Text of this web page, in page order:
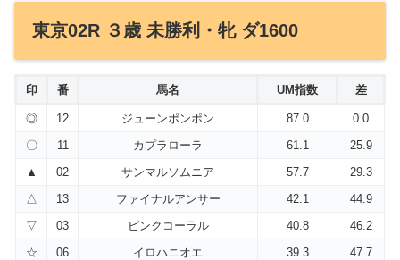
東京02R ３歳 未勝利・牝 ダ1600
印 番 馬名 UM指数 差
◎ 12 ジューンポンポン 87.0
0.0
〇
11 カプラローラ 61.1
25.9
▲
02 サンマルソムニア 57.7
29.3
△
13 ファイナルアンサー 42.1
44.9
▽
03 ピンクコーラル 40.8
46.2
☆
06 イロハニオエ 39.3
47.7